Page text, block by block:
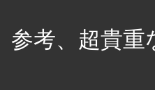
参考、超貴